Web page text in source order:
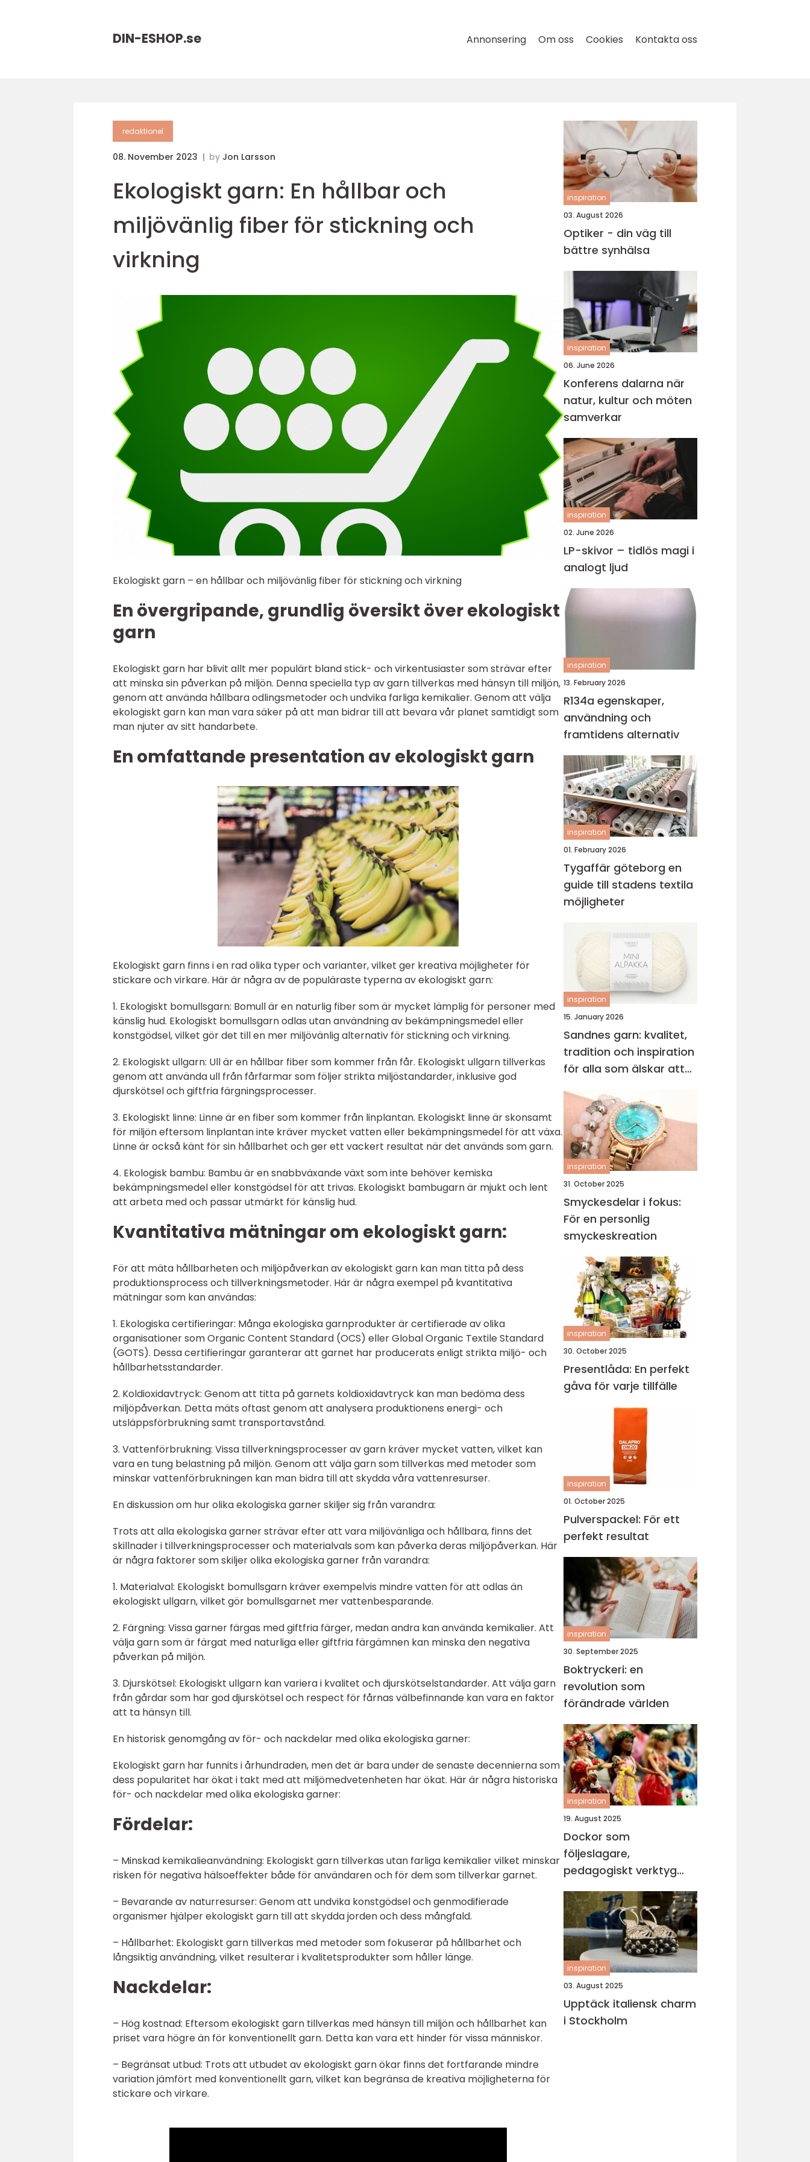
DIN-ESHOP.se Annonsering Om oss Cookies Kontakta oss
redaktionel
08. November 2023 by Jon Larsson
Ekologiskt garn: En hållbar och
miljövänlig fiber för stickning och
virkning
Ekologiskt garn – en hållbar och miljövänlig fiber för stickning och virkning
En övergripande, grundlig översikt över ekologiskt
garn
Ekologiskt garn har blivit allt mer populärt bland stick- och virkentusiaster som strävar efter
att minska sin påverkan på miljön. Denna speciella typ av garn tillverkas med hänsyn till miljön,
genom att använda hållbara odlingsmetoder och undvika farliga kemikalier. Genom att välja
ekologiskt garn kan man vara säker på att man bidrar till att bevara vår planet samtidigt som
man njuter av sitt handarbete.
En omfattande presentation av ekologiskt garn
Ekologiskt garn finns i en rad olika typer och varianter, vilket ger kreativa möjligheter för
stickare och virkare. Här är några av de populäraste typerna av ekologiskt garn:
1. Ekologiskt bomullsgarn: Bomull är en naturlig fiber som är mycket lämplig för personer med
känslig hud. Ekologiskt bomullsgarn odlas utan användning av bekämpningsmedel eller
konstgödsel, vilket gör det till en mer miljövänlig alternativ för stickning och virkning.
2. Ekologiskt ullgarn: Ull är en hållbar fiber som kommer från får. Ekologiskt ullgarn tillverkas
genom att använda ull från fårfarmar som följer strikta miljöstandarder, inklusive god
djurskötsel och giftfria färgningsprocesser.
3. Ekologiskt linne: Linne är en fiber som kommer från linplantan. Ekologiskt linne är skonsamt
för miljön eftersom linplantan inte kräver mycket vatten eller bekämpningsmedel för att växa.
Linne är också känt för sin hållbarhet och ger ett vackert resultat när det används som garn.
4. Ekologisk bambu: Bambu är en snabbväxande växt som inte behöver kemiska
bekämpningsmedel eller konstgödsel för att trivas. Ekologiskt bambugarn är mjukt och lent
att arbeta med och passar utmärkt för känslig hud.
Kvantitativa mätningar om ekologiskt garn:
För att mäta hållbarheten och miljöpåverkan av ekologiskt garn kan man titta på dess
produktionsprocess och tillverkningsmetoder. Här är några exempel på kvantitativa
mätningar som kan användas:
1. Ekologiska certifieringar: Många ekologiska garnprodukter är certifierade av olika
organisationer som Organic Content Standard (OCS) eller Global Organic Textile Standard
(GOTS). Dessa certifieringar garanterar att garnet har producerats enligt strikta miljö- och
hållbarhetsstandarder.
2. Koldioxidavtryck: Genom att titta på garnets koldioxidavtryck kan man bedöma dess
miljöpåverkan. Detta mäts oftast genom att analysera produktionens energi- och
utsläppsförbrukning samt transportavstånd.
3. Vattenförbrukning: Vissa tillverkningsprocesser av garn kräver mycket vatten, vilket kan
vara en tung belastning på miljön. Genom att välja garn som tillverkas med metoder som
minskar vattenförbrukningen kan man bidra till att skydda våra vattenresurser.
En diskussion om hur olika ekologiska garner skiljer sig från varandra:
Trots att alla ekologiska garner strävar efter att vara miljövänliga och hållbara, finns det
skillnader i tillverkningsprocesser och materialvals som kan påverka deras miljöpåverkan. Här
är några faktorer som skiljer olika ekologiska garner från varandra:
1. Materialval: Ekologiskt bomullsgarn kräver exempelvis mindre vatten för att odlas än
ekologiskt ullgarn, vilket gör bomullsgarnet mer vattenbesparande.
2. Färgning: Vissa garner färgas med giftfria färger, medan andra kan använda kemikalier. Att
välja garn som är färgat med naturliga eller giftfria färgämnen kan minska den negativa
påverkan på miljön.
3. Djurskötsel: Ekologiskt ullgarn kan variera i kvalitet och djurskötselstandarder. Att välja garn
från gårdar som har god djurskötsel och respect för fårnas välbefinnande kan vara en faktor
att ta hänsyn till.
En historisk genomgång av för- och nackdelar med olika ekologiska garner:
Ekologiskt garn har funnits i århundraden, men det är bara under de senaste decennierna som
dess popularitet har ökat i takt med att miljömedvetenheten har ökat. Här är några historiska
för- och nackdelar med olika ekologiska garner:
Fördelar:
– Minskad kemikalieanvändning: Ekologiskt garn tillverkas utan farliga kemikalier vilket minskar
risken för negativa hälsoeffekter både för användaren och för dem som tillverkar garnet.
– Bevarande av naturresurser: Genom att undvika konstgödsel och genmodifierade
organismer hjälper ekologiskt garn till att skydda jorden och dess mångfald.
– Hållbarhet: Ekologiskt garn tillverkas med metoder som fokuserar på hållbarhet och
långsiktig användning, vilket resulterar i kvalitetsprodukter som håller länge.
Nackdelar:
– Hög kostnad: Eftersom ekologiskt garn tillverkas med hänsyn till miljön och hållbarhet kan
priset vara högre än för konventionellt garn. Detta kan vara ett hinder för vissa människor.
– Begränsat utbud: Trots att utbudet av ekologiskt garn ökar finns det fortfarande mindre
variation jämfört med konventionellt garn, vilket kan begränsa de kreativa möjligheterna för
stickare och virkare.
inspiration
03. August 2026
Optiker - din väg till
bättre synhälsa
inspiration
06. June 2026
Konferens dalarna när
natur, kultur och möten
samverkar
inspiration
02. June 2026
LP-skivor – tidlös magi i
analogt ljud
inspiration
13. February 2026
R134a egenskaper,
användning och
framtidens alternativ
inspiration
01. February 2026
Tygaffär göteborg en
guide till stadens textila
möjligheter
inspiration
15. January 2026
Sandnes garn: kvalitet,
tradition och inspiration
för alla som älskar att
inspiration
31. October 2025
Smyckesdelar i fokus:
För en personlig
smyckeskreation
inspiration
30. October 2025
Presentlåda: En perfekt
gåva för varje tillfälle
inspiration
01. October 2025
Pulverspackel: För ett
perfekt resultat
inspiration
30. September 2025
Boktryckeri: en
revolution som
förändrade världen
inspiration
19. August 2025
Dockor som
följeslagare,
pedagogiskt verktyg
och trygghet i vardagen
inspiration
03. August 2025
Upptäck italiensk charm
i Stockholm